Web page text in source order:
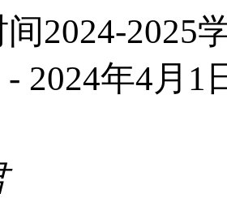
2024-2025
2024年4月1